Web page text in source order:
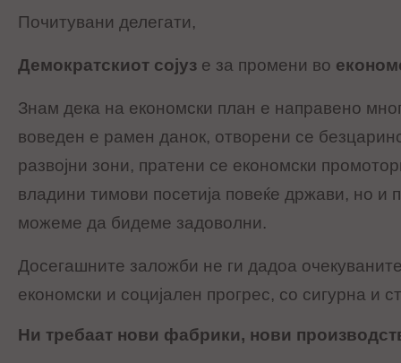
Почитувани делегати,
Демократскиот сојуз е за промени во
Знам дека на економски план е направено
воведен е рамен данок, отворени се
развојни зони, пратени се економски
владини тимови посетија повеќе држави, но и
можеме да бидеме задоволни.
Досегашните заложби не ги дадоа
економски и социјален прогрес, со сигурна и
Ни требаат нови фабрики, нови